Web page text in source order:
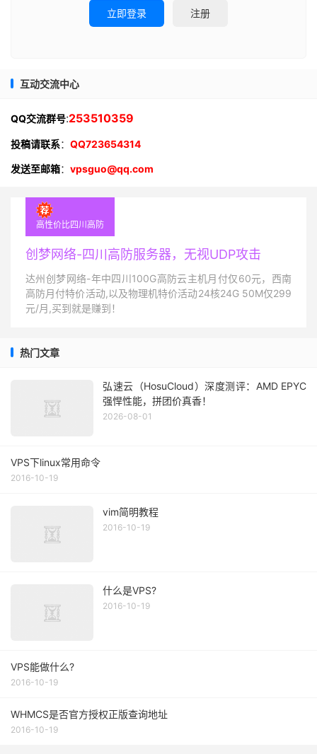
立即登录 注册
互动交流中心
QQ交流群号:253510359
投稿请联系： QQ723654314
发送至邮箱： vpsguo@qq.com
高性价比四川高防
创梦网络-四川高防服务器，无视UDP攻击
达州创梦网络-年中四川100G高防云主机月付仅60元，西南
高防月付特价活动,以及物理机特价活动24核24G 50M仅299
元/月,买到就是赚到！
热门文章
弘速云（HosuCloud）深度测评：AMD EPYC
强悍性能，拼团价真香！
2026-08-01
VPS下linux常用命令
2016-10-19
vim简明教程
2016-10-19
什么是VPS?
2016-10-19
VPS能做什么?
2016-10-19
WHMCS是否官方授权正版查询地址
2016-10-19